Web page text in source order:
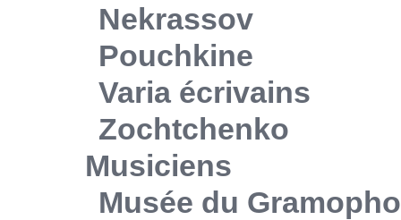
Nekrassov
Pouchkine
Varia écrivains
Zochtchenko
Musiciens
Musée du